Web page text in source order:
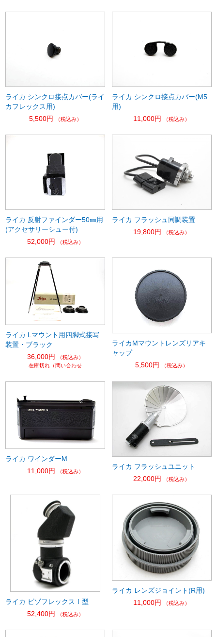
ライカ シンクロ接点カバー(ライ
カフレックス用)
5,500円
（税込み）
ライカ シンクロ接点カバー(M5
用)
11,000円
（税込み）
ライカ 反射ファインダー50㎜用
(アクセサリーシュー付)
52,000円
（税込み）
ライカ フラッシュ同調装置
19,800円
（税込み）
ライカ Lマウント用四脚式接写
装置・ブラック
36,000円
（税込み）
在庫切れ（問い合わせ
ライカMマウントレンズリアキ
ャップ
5,500円
（税込み）
ライカ ワインダーM
11,000円
（税込み）
ライカ フラッシュユニット
22,000円
（税込み）
ライカ ビゾフレックスⅠ型
52,400円
（税込み）
ライカ レンズジョイント(R用)
11,000円
（税込み）